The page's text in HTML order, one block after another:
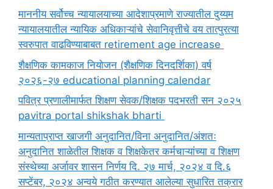
माननीय सर्वोच्च न्यायालयाच्या आदेशाप्रमाणे राज्यातील दुय्यम
न्यायालयातील न्यायिक अधिकाऱ्यांचे सेवानिवृत्तीचे वय तात्पुरत्या
स्वरुपात वाढविण्याबाबत retirement age increase
शैक्षणिक कामकाज नियोजन (शैक्षणिक दिनदर्शिका) वर्ष
२०२६-२७ educational planning calendar
पवित्र प्रणालीमार्फत शिक्षण सेवक/शिक्षक पदभरती सन २०२५
pavitra portal shikshak bharti
मान्यताप्राप्त खाजगी अनुदानित/विना अनुदानित/अंशतः
अनुदानित शाळेतील शिक्षक व शिक्षकेतर कर्मचाऱ्यांच्या व शिक्षण
संस्थेच्या अर्जावर शासन निर्णय दि. २७ मार्च, २०२४ व दि.६
सप्टेंबर, २०२४ अन्वये गठीत करण्यात आलेल्या सुधारित तक्रार